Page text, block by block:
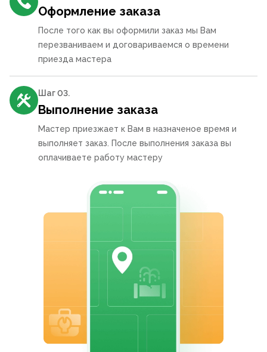
Оформление заказа
После того как вы оформили заказ мы Вам
перезваниваем и договариваемся о времени
приезда мастера
Шаг 03.
Выполнение заказа
Мастер приезжает к Вам в назначеное время и
выполняет заказ. После выполнения заказа вы
оплачиваете работу мастеру